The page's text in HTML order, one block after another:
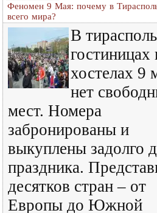
Феномен 9 Мая: почему в
всего мира?
В
гостиницах
хостелах 9
нет
мест. Номера
забронированы и
выкуплены задолго
праздника.
десятков стран – от
Европы до Южной